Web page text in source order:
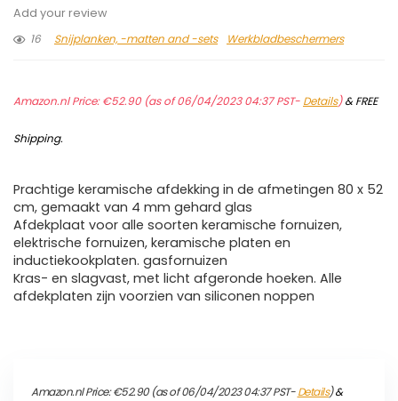
Add your review
16
Snijplanken, -matten and -sets Werkbladbeschermers
Amazon.nl Price:€52.90(as of 06/04/2023 04:37 PST- Details)&FREE
Shipping.
Prachtige keramische afdekking in de afmetingen 80 x 52
cm, gemaakt van 4 mm gehard glas
Afdekplaat voor alle soorten keramische fornuizen,
elektrische fornuizen, keramische platen en
inductiekookplaten. gasfornuizen
Kras- en slagvast, met licht afgeronde hoeken. Alle
afdekplaten zijn voorzien van siliconen noppen
Amazon.nl Price:€52.90(as of 06/04/2023 04:37 PST-Details)&